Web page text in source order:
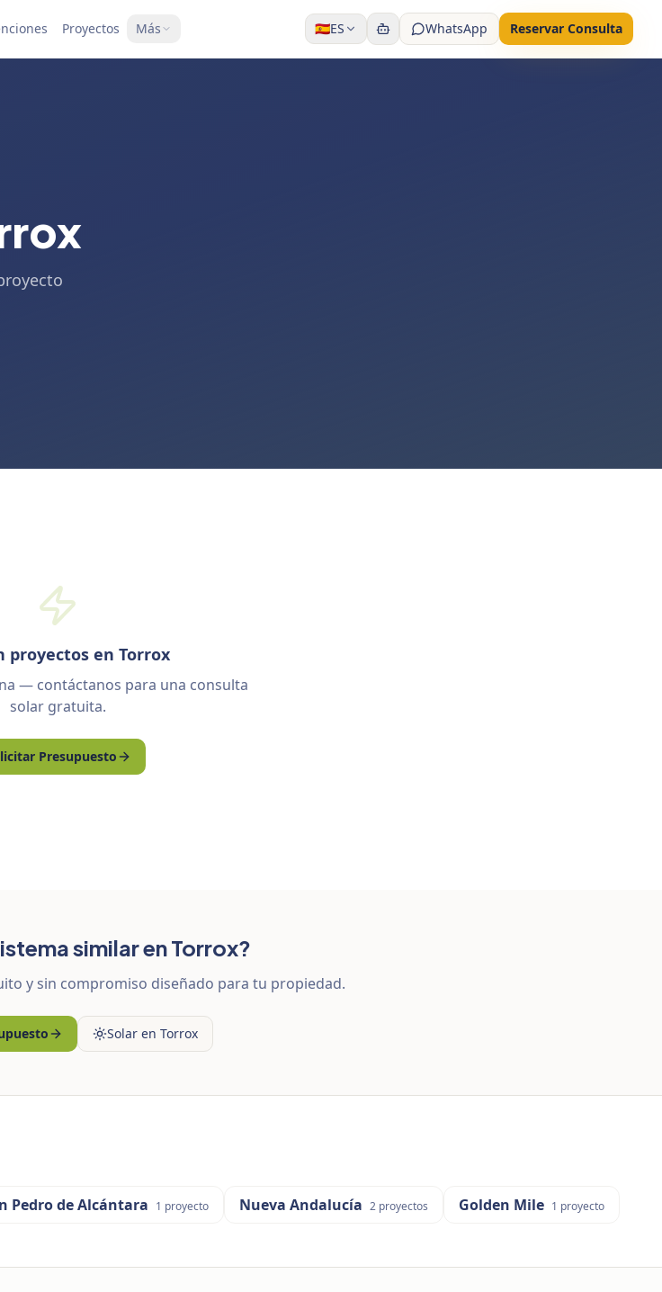
Proyectos Más 🇪🇸ES WhatsApp Reservar Consulta
proyectos en Torrox
— contáctanos para una consulta
solar gratuita.
Presupuesto
similar en Torrox?
y sin compromiso diseñado para tu propiedad.
Solar en Torrox
Pedro de Alcántara 1 proyecto Nueva Andalucía 2 proyectos Golden Mile 1 proyecto